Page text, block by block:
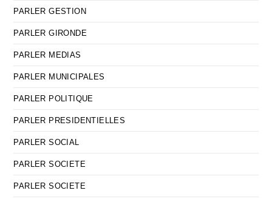
PARLER GESTION
PARLER GIRONDE
PARLER MEDIAS
PARLER MUNICIPALES
PARLER POLITIQUE
PARLER PRESIDENTIELLES
PARLER SOCIAL
PARLER SOCIETE
PARLER SOCIETE